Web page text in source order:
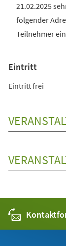
21.02.2025
folgender
Teilnehmer
Eintritt
Eintritt frei